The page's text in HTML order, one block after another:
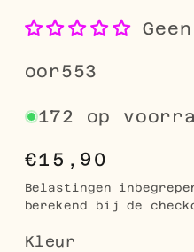
SKU:
oor553
172 op
Normale
prijs
€15,90
Belastingen
berekend bij de
Kleur